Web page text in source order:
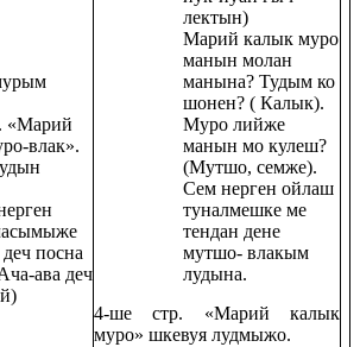
«Марий
влак».
посна
ава деч
лектын)
Марий калык муро
манын молан
манына? Тудым ко
шонен? ( Калык).
Муро лийже
манын мо кулеш?
(Мутшо, семже).
Сем нерген ойлаш
туналмешке ме
тендан дене
мутшо- влакым
лудына.
4-ше стр. «Марий калык
муро» шкевуя лудмыжо.